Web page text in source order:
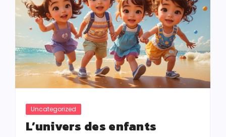
Uncategorized
L’univers des enfants